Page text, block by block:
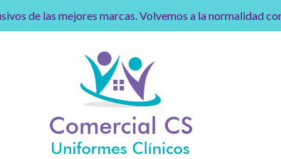
de las mejores marcas. Volvemos a la normalidad